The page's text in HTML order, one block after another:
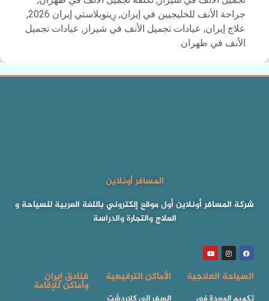
جراحة الأنف للخليجيين في إيران,رِينوبلاستي إيران 2026
,
علاج إيران,عيادات تجميل الأنف في شيراز, عيادات تجميل
الأنف في طهران
المسافر أونلاين
شركة المسافر أونلاين أول موقع إلكتروني باللغة العربية للسياحة و
العلاج والتجارة والدراسة
السياحة العلاجية الأماكن الترفيهية فنادق إيران
وأماكن للإقامة